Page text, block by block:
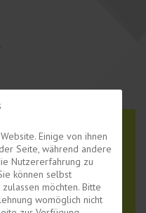
Einige von ihnen
Seite, während andere
Nutzererfahrung zu
können selbst
möchten. Bitte
womöglich nicht